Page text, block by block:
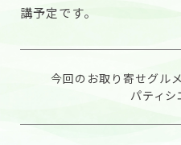
講予定です。
今回のお取り寄せグル
パティ